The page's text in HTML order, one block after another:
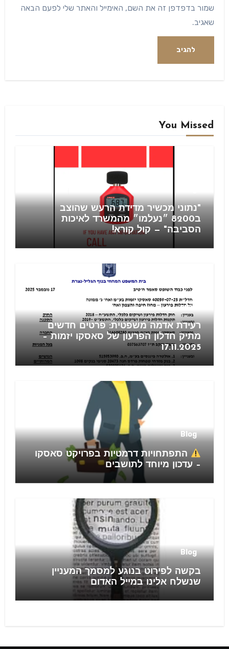
שמור בדפדפן זה את השם, האימייל והאתר שלי לפעם הבאה
שאגיב.
You Missed
"נתוני מכשיר מדידת הרעש שהוצב
ב8200 ״נעלמו״ מהמשרד לאיכות
הסביבה" — קול קורא!
חוזים
רעידת אדמה משפטית: פרטים חדשים
מתיק חדלון הפרעון של סאסקו יזמות –
17.11.2025
Blog
התפתחויות דרמטיות בפרויקט סאסקו
– עדכון מיוחד לתושבים
Blog
בקשה לפירוט בנוגע למסמך המעניין
שנשלח אלינו במייל האדום